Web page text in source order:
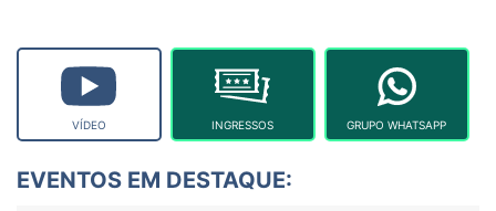
VÍDEO INGRESSOS GRUPO WHATSAPP
EVENTOS EM DESTAQUE: